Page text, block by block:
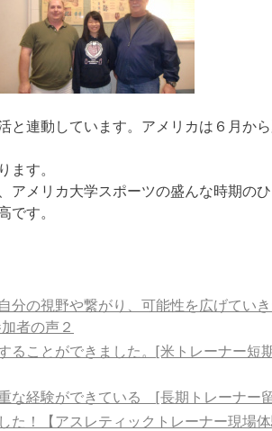
と連動しています。アメリカは６月か
ます。
アメリカ大学スポーツの盛んな時期の
です。
分の視野や繋がり、可能性を広げてい
者の声２
ることができました。[米トレーナー
な経験ができている [長期トレーナー
た！【アスレティックトレーナー現場体